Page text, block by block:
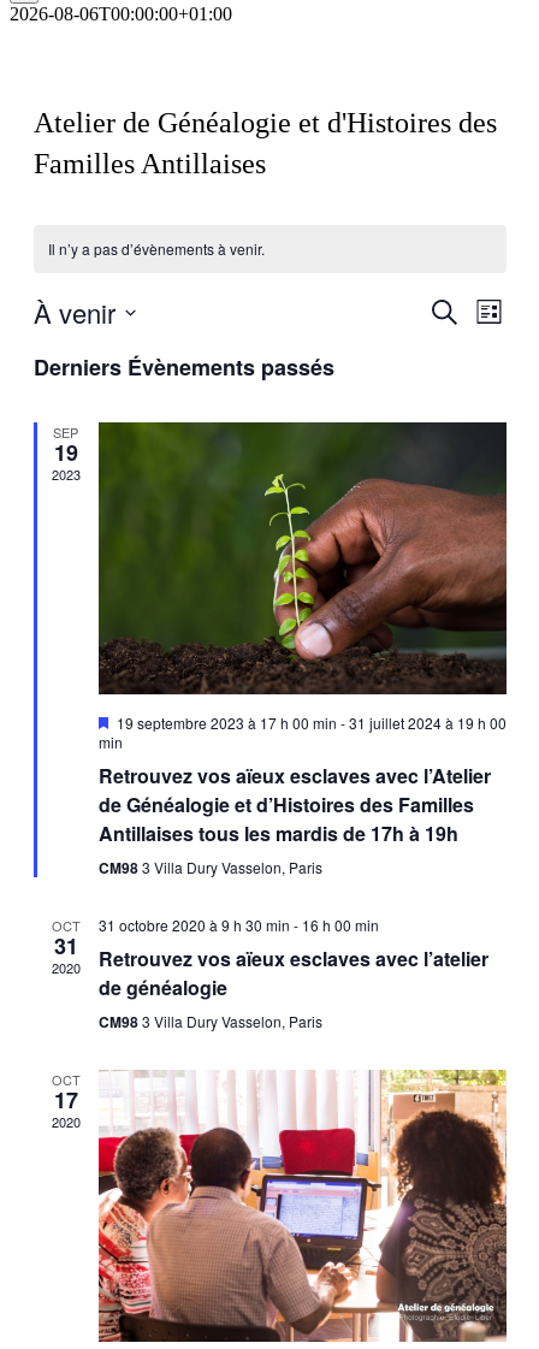
2026-08-06T00:00:00+01:00
Atelier de Généalogie et d'Histoires des
Familles Antillaises
Il n’y a pas d’évènements à venir.
Recherche
Liste
À venir
une
Derniers Évènements passés
SEP
19
2023
Mis
en
19 septembre 2023 à 17 h 00 min -31 juillet 2024 à 19 h 00
min
Retrouvez vos aïeux esclaves avec l’Atelier
de Généalogie et d’Histoires des Familles
Antillaises tous les mardis de 17h à 19h
CM983 Villa Dury Vasselon, Paris
OCT
31
2020
31 octobre 2020 à 9 h 30 min - 16 h 00 min
Retrouvez vos aïeux esclaves avec l’atelier
de généalogie
CM983 Villa Dury Vasselon, Paris
OCT
17
2020